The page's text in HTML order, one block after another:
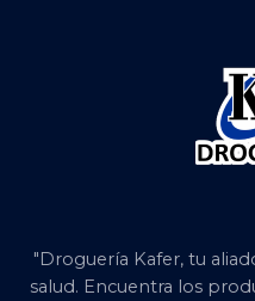
"Droguería Kafer, tu
salud. Encuentra los